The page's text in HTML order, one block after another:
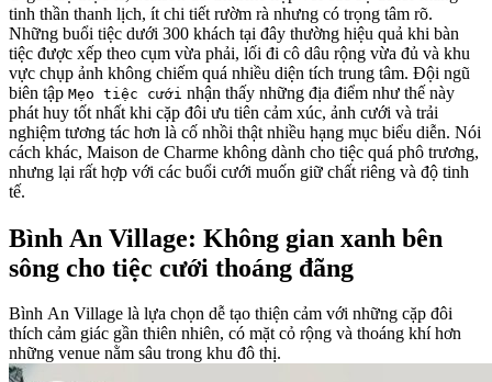
tinh thần thanh lịch, ít chi tiết rườm rà nhưng có trọng tâm rõ.
Những buổi tiệc dưới 300 khách tại đây thường hiệu quả khi bàn
tiệc được xếp theo cụm vừa phải, lối đi cô dâu rộng vừa đủ và khu
vực chụp ảnh không chiếm quá nhiều diện tích trung tâm. Đội ngũ
biên tập Mẹo tiệc cưới nhận thấy những địa điểm như thế này
phát huy tốt nhất khi cặp đôi ưu tiên cảm xúc, ảnh cưới và trải
nghiệm tương tác hơn là cố nhồi thật nhiều hạng mục biểu diễn. Nói
cách khác, Maison de Charme không dành cho tiệc quá phô trương,
nhưng lại rất hợp với các buổi cưới muốn giữ chất riêng và độ tinh
tế.
Bình An Village: Không gian xanh bên
sông cho tiệc cưới thoáng đãng
Bình An Village là lựa chọn dễ tạo thiện cảm với những cặp đôi
thích cảm giác gần thiên nhiên, có mặt cỏ rộng và thoáng khí hơn
những venue nằm sâu trong khu đô thị.